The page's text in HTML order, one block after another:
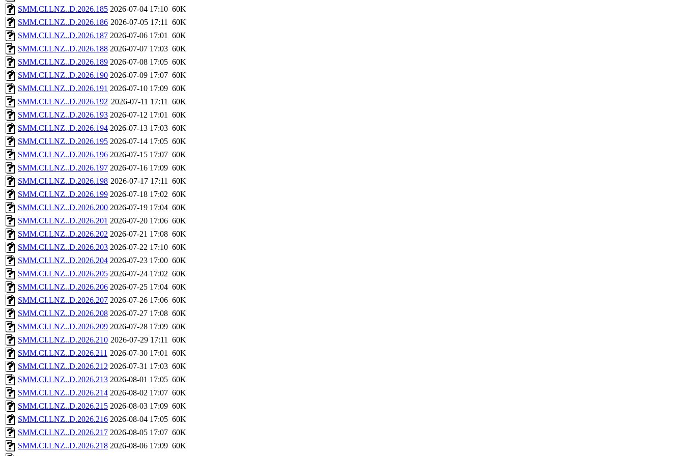
SMM.CI.LNZ..D.2026.185 2026-07-04 17:10 60K
SMM.CI.LNZ..D.2026.186 2026-07-05 17:11 60K
SMM.CI.LNZ..D.2026.187 2026-07-06 17:01 60K
SMM.CI.LNZ..D.2026.188 2026-07-07 17:03 60K
SMM.CI.LNZ..D.2026.189 2026-07-08 17:05 60K
SMM.CI.LNZ..D.2026.190 2026-07-09 17:07 60K
SMM.CI.LNZ..D.2026.191 2026-07-10 17:09 60K
SMM.CI.LNZ..D.2026.192 2026-07-11 17:11 60K
SMM.CI.LNZ..D.2026.193 2026-07-12 17:01 60K
SMM.CI.LNZ..D.2026.194 2026-07-13 17:03 60K
SMM.CI.LNZ..D.2026.195 2026-07-14 17:05 60K
SMM.CI.LNZ..D.2026.196 2026-07-15 17:07 60K
SMM.CI.LNZ..D.2026.197 2026-07-16 17:09 60K
SMM.CI.LNZ..D.2026.198 2026-07-17 17:11 60K
SMM.CI.LNZ..D.2026.199 2026-07-18 17:02 60K
SMM.CI.LNZ..D.2026.200 2026-07-19 17:04 60K
SMM.CI.LNZ..D.2026.201 2026-07-20 17:06 60K
SMM.CI.LNZ..D.2026.202 2026-07-21 17:08 60K
SMM.CI.LNZ..D.2026.203 2026-07-22 17:10 60K
SMM.CI.LNZ..D.2026.204 2026-07-23 17:00 60K
SMM.CI.LNZ..D.2026.205 2026-07-24 17:02 60K
SMM.CI.LNZ..D.2026.206 2026-07-25 17:04 60K
SMM.CI.LNZ..D.2026.207 2026-07-26 17:06 60K
SMM.CI.LNZ..D.2026.208 2026-07-27 17:08 60K
SMM.CI.LNZ..D.2026.209 2026-07-28 17:09 60K
SMM.CI.LNZ..D.2026.210 2026-07-29 17:11 60K
SMM.CI.LNZ..D.2026.211 2026-07-30 17:01 60K
SMM.CI.LNZ..D.2026.212 2026-07-31 17:03 60K
SMM.CI.LNZ..D.2026.213 2026-08-01 17:05 60K
SMM.CI.LNZ..D.2026.214 2026-08-02 17:07 60K
SMM.CI.LNZ..D.2026.215 2026-08-03 17:09 60K
SMM.CI.LNZ..D.2026.216 2026-08-04 17:05 60K
SMM.CI.LNZ..D.2026.217 2026-08-05 17:07 60K
SMM.CI.LNZ..D.2026.218 2026-08-06 17:09 60K